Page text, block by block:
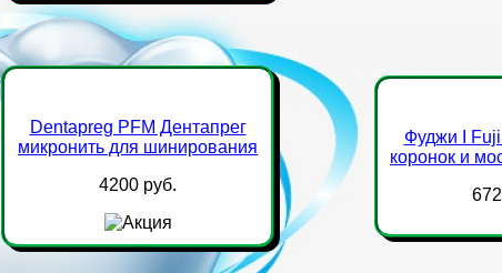
Dentapreg PFM Дентапрег
микронить для шинирования
4200 руб.
Фуджи I
коронок и